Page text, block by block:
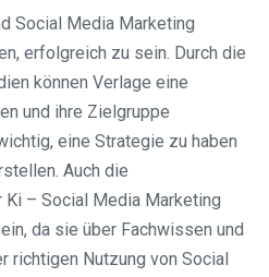
Social Media Marketing
erfolgreich zu sein. Durch die
können Verlage eine
und ihre Zielgruppe
eine Strategie zu haben
Auch die
– Social Media Marketing
da sie über Fachwissen und
richtigen Nutzung von Social